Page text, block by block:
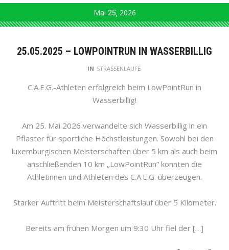
Mai 25 2026
25.05.2025 – LOWPOINTRUN IN WASSERBILLIG
IN STRASSENLÄUFE
C.A.E.G.-Athleten erfolgreich beim LowPointRun in
Wasserbillig!
Am 25. Mai 2026 verwandelte sich Wasserbillig in ein
Pflaster für sportliche Höchstleistungen. Sowohl bei den
luxemburgischen Meisterschaften über 5 km als auch beim
anschließenden 10 km „LowPointRun“ konnten die
Athletinnen und Athleten des C.A.E.G. überzeugen.
Starker Auftritt beim Meisterschaftslauf über 5 Kilometer.
Bereits am frühen Morgen um 9:30 Uhr fiel der […]